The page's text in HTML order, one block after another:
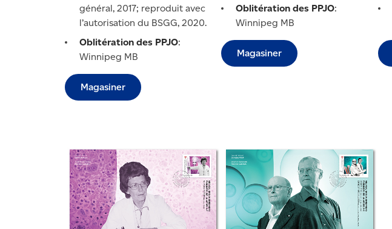
général, 2017; reproduit avec
l’autorisation du BSGG, 2020.
Oblitération des PPJO:
Winnipeg MB
Magasiner
Oblitération des PPJO:
Winnipeg MB
Magasiner